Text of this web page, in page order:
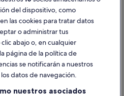
de tranvía de Pío Baroja
de Bilbao
tranvía de Uribitarte
de un alquiler vacacional
del dispositivo, como
las cookies para tratar datos
o administrar tus
abajo o, en cualquier
página de la política de
se notificarán a nuestros
datos de navegación.
nuestros asociados